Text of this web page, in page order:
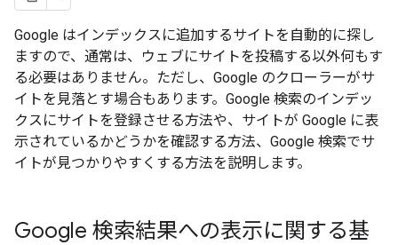
Google はインデックスに追加するサイトを自動的に探し
ますので、通常は、ウェブにサイトを投稿する以外何もす
る必要はありません。ただし、Google のクローラーがサ
イトを見落とす場合もあります。Google 検索のインデッ
クスにサイトを登録させる方法や、サイトが Google に表
示されているかどうかを確認する方法、Google 検索でサ
イトが見つかりやすくする方法を説明します。
Google 検索結果への表示に関する基